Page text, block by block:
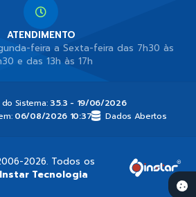
ATENDIMENTO
feira a Sexta-feira das 7h30 às
e das 13h às 17h
Sistema:3.5.3 - 19/06/2026
06/08/2026 10:37 Dados Abertos
2026. Todos os
Instar Tecnologia